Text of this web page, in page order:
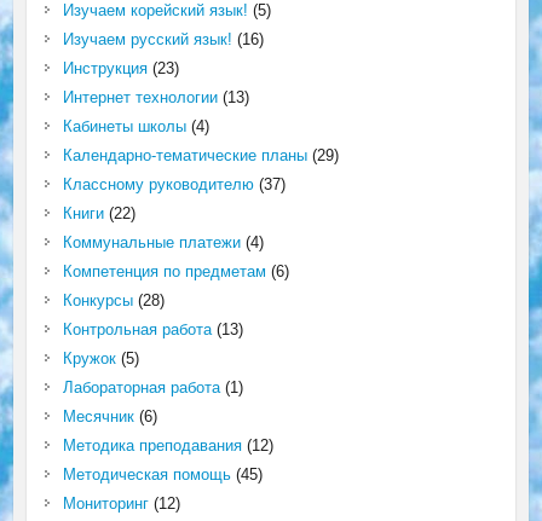
Изучаем корейский язык! (5)
Изучаем русский язык! (16)
Инструкция(23)
Интернет технологии(13)
Кабинеты школы(4)
Календарно-тематические планы(29)
Классному руководителю(37)
Книги(22)
Коммунальные платежи(4)
Компетенция по предметам (6)
Конкурсы(28)
Контрольная работа(13)
Кружок(5)
Лабораторная работа(1)
Месячник(6)
Методика преподавания(12)
Методическая помощь(45)
Мониторинг(12)